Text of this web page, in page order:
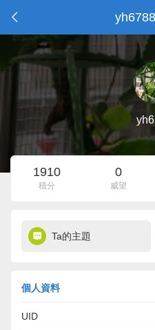
1910
積分
0
威望
Ta的主題
個人資料
UID